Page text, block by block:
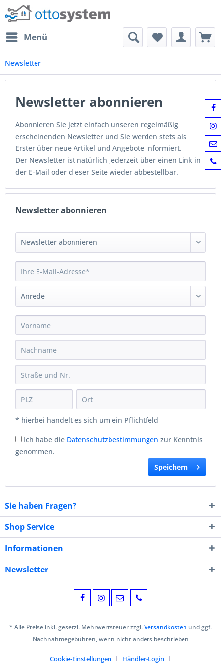
Menü
Newsletter
Newsletter abonnieren
Abonnieren Sie jetzt einfach unseren regelmäßig
erscheinenden Newsletter und Sie werden stets als
Erster über neue Artikel und Angebote informiert.
Der Newsletter ist natürlich jederzeit über einen Link in
der E-Mail oder dieser Seite wieder abbestellbar.
Newsletter abonnieren
* hierbei handelt es sich um ein Pflichtfeld
Ich habe die Datenschutzbestimmungen zur Kenntnis
genommen.
Speichern
Sie haben Fragen?
Shop Service
Informationen
Newsletter
* Alle Preise inkl. gesetzl. Mehrwertsteuer zzgl.Versandkosten und ggf.
Nachnahmegebühren, wenn nicht anders beschrieben
Cookie-Einstellungen Händler-Login